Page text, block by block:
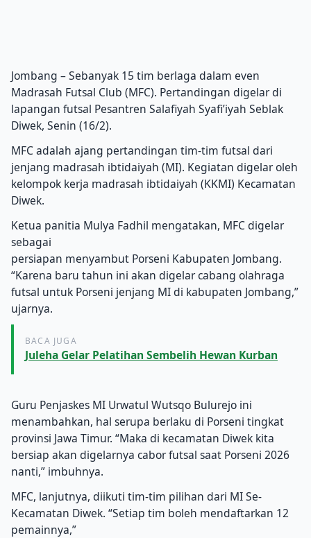
Jombang – Sebanyak 15 tim berlaga dalam even
Madrasah Futsal Club (MFC). Pertandingan digelar di
lapangan futsal Pesantren Salafiyah Syafi’iyah Seblak
Diwek, Senin (16/2).
MFC adalah ajang pertandingan tim-tim futsal dari
jenjang madrasah ibtidaiyah (MI). Kegiatan digelar oleh
kelompok kerja madrasah ibtidaiyah (KKMI) Kecamatan
Diwek.
Ketua panitia Mulya Fadhil mengatakan, MFC digelar
sebagai
persiapan menyambut Porseni Kabupaten Jombang.
“Karena baru tahun ini akan digelar cabang olahraga
futsal untuk Porseni jenjang MI di kabupaten Jombang,”
ujarnya.
BACA JUGA
Juleha Gelar Pelatihan Sembelih Hewan Kurban
Guru Penjaskes MI Urwatul Wutsqo Bulurejo ini
menambahkan, hal serupa berlaku di Porseni tingkat
provinsi Jawa Timur. “Maka di kecamatan Diwek kita
bersiap akan digelarnya cabor futsal saat Porseni 2026
nanti,” imbuhnya.
MFC, lanjutnya, diikuti tim-tim pilihan dari MI Se-
Kecamatan Diwek. “Setiap tim boleh mendaftarkan 12
pemainnya,”